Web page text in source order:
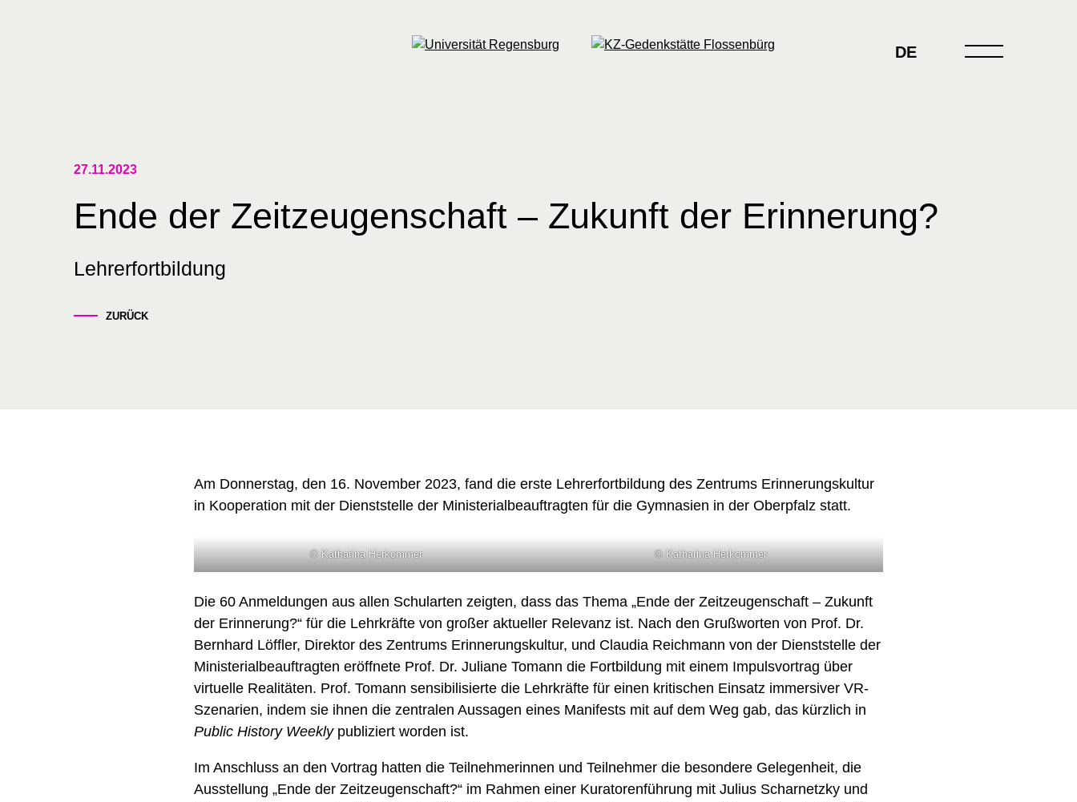
DE
27.11.2023
Ende der Zeitzeugenschaft – Zukunft der Erinnerung?
Lehrerfortbildung
ZURÜCK
Am Donnerstag, den 16. November 2023, fand die erste Lehrerfortbildung des Zentrums Erinnerungskultur
in Kooperation mit der Dienststelle der Ministerialbeauftragten für die Gymnasien in der Oberpfalz statt.
© Katharina Herkommer © Katharina Herkommer
Die 60 Anmeldungen aus allen Schularten zeigten, dass das Thema „Ende der Zeitzeugenschaft – Zukunft
der Erinnerung?“ für die Lehrkräfte von großer aktueller Relevanz ist. Nach den Grußworten von Prof. Dr.
Bernhard Löffler, Direktor des Zentrums Erinnerungskultur, und Claudia Reichmann von der Dienststelle der
Ministerialbeauftragten eröffnete Prof. Dr. Juliane Tomann die Fortbildung mit einem Impulsvortrag über
virtuelle Realitäten. Prof. Tomann sensibilisierte die Lehrkräfte für einen kritischen Einsatz immersiver VR-
Szenarien, indem sie ihnen die zentralen Aussagen eines Manifests mit auf dem Weg gab, das kürzlich in
Public History Weeklypubliziert worden ist.
Im Anschluss an den Vortrag hatten die Teilnehmerinnen und Teilnehmer die besondere Gelegenheit, die
Ausstellung „Ende der Zeitzeugenschaft?“ im Rahmen einer Kuratorenführung mit Julius Scharnetzky und